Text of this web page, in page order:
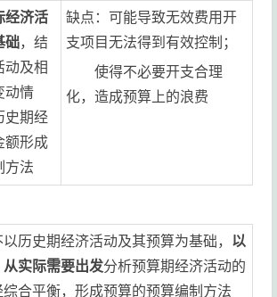
经济活
础，结
动及相
动情
史期经
额形成
方法
缺点：可能导致无效费用开
支项目无法得到有效控制；
使得不必要开支合理
化，造成预算上的浪费
历史期经济活动及其预算为基础， 以
实际需要出发分析预算期经济活动的
合平衡，形成预算的预算编制方法